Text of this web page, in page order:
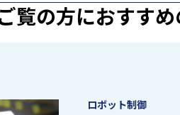
覧の方におすす
ロボット制御